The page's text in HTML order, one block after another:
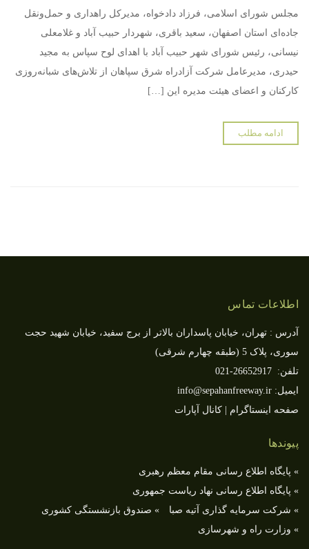
مجلس شورای اسلامی، فرزاد دادخواه، مدیرکل راهداری و حمل‌ونقل
جاده‌ای استان اصفهان، سعید باقری، شهردار حبیب آباد و غلامعلی
نیسانی، رئیس شورای شهر حبیب آباد با اهدای لوح سپاس به مجید
حیدری، مدیرعامل شرکت آزادراه شرق سپاهان از تلاش‌های شبانه‌روزی
کارکنان و اعضای هیئت مدیره این […]
ادامه مطلب
اطلاعات تماس
آدرس : تهران، خیابان پاسداران بالاتر از برج سفید، خیابان شهید حجت
سوری، پلاک 5 (طبقه چهارم شرقی)
تلفن: 26652917-021
ایمیل: info@sepahanfreeway.ir
صفحه اینستاگرام
کانال آپارات
پیوندها
» پایگاه اطلاع رسانی مقام معظم رهبری
» پایگاه اطلاع رسانی نهاد ریاست جمهوری
» شركت سرمایه گذاری آتیه صبا
» صندوق بازنشستگی کشوری
» وزارت راه و شهرسازی